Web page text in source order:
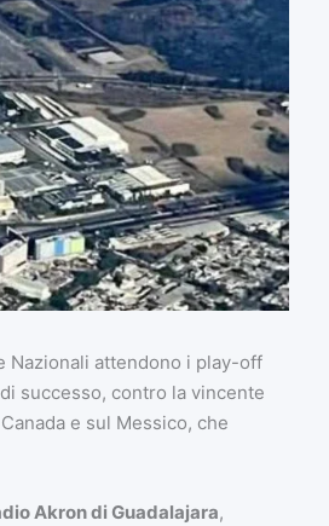
Nazionali attendono i play-off
successo, contro la vincente
e sul Messico, che
Akron di Guadalajara,